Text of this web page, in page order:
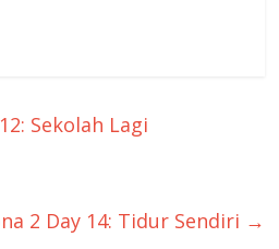
Sekolah Lagi
2 Day 14: Tidur Sendiri →